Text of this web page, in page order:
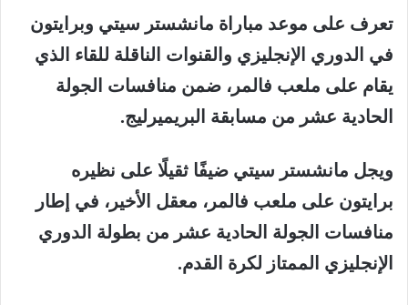
تعرف على موعد مباراة مانشستر سيتي وبرايتون
في الدوري الإنجليزي والقنوات الناقلة للقاء الذي
يقام على ملعب فالمر، ضمن منافسات الجولة
الحادية عشر من مسابقة البريميرليج.
ويجل مانشستر سيتي ضيفًا ثقيلًا على نظيره
برايتون على ملعب فالمر، معقل الأخير، في إطار
منافسات الجولة الحادية عشر من بطولة الدوري
الإنجليزي الممتاز لكرة القدم.